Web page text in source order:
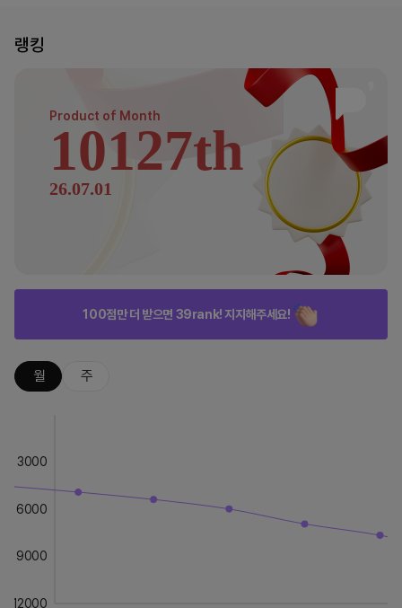
랭킹
Product of Month
10127th
26.07.01
100점만 더 받으면 39rank! 지지해주세요!
월 주
3000
6000
9000
12000